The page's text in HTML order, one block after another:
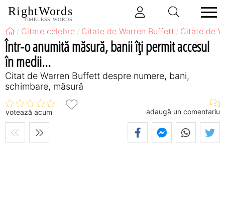
RightWords
TIMELESS WORDS
Citate celebre Citate de Warren Buffett Citate de
Într-o anumită măsură, banii îţi permit accesul
în medii...
Citat de Warren Buffett despre numere, bani,
schimbare, măsură
votează acum adaugă un comentariu